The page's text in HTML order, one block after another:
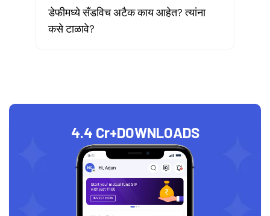
डेफीमध्ये सँडविच अटैक काय आहेत? त्यांना
कसे टाळावे?
4.4 Cr+DOWNLOADS